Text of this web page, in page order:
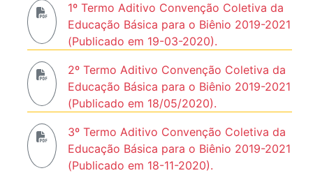
1º Termo Aditivo Convenção Coletiva da
Educação Básica para o Biênio 2019-2021
(Publicado em 19-03-2020).
2º Termo Aditivo Convenção Coletiva da
Educação Básica para o Biênio 2019-2021
(Publicado em 18/05/2020).
3º Termo Aditivo Convenção Coletiva da
Educação Básica para o Biênio 2019-2021
(Publicado em 18-11-2020).